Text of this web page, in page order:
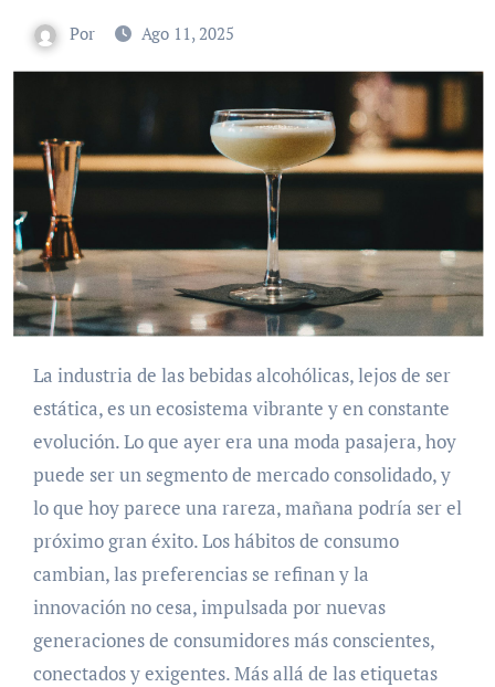
Por Ago 11, 2025
La industria de las bebidas alcohólicas, lejos de ser
estática, es un ecosistema vibrante y en constante
evolución. Lo que ayer era una moda pasajera, hoy
puede ser un segmento de mercado consolidado, y
lo que hoy parece una rareza, mañana podría ser el
próximo gran éxito. Los hábitos de consumo
cambian, las preferencias se refinan y la
innovación no cesa, impulsada por nuevas
generaciones de consumidores más conscientes,
conectados y exigentes. Más allá de las etiquetas